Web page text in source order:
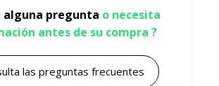
alguna pregunta o necesita
antes de su compra ?
las preguntas frecuentes